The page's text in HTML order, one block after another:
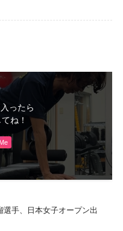
ったら
ね！
手、日本女子オープン出